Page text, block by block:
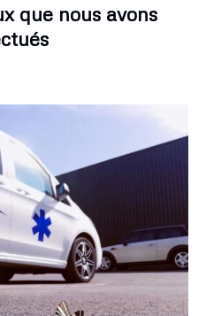
que nous avons